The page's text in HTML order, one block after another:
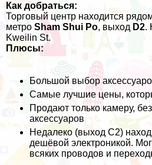
Как добраться:
Торговый центр находится
метро Sham Shui Po, выход D2.
Kweilin St.
Плюсы:
Большой выбор
Самые лучшие цены,
Продают только камеру,
аксессуаров
Недалеко (выход C2)
дешёвой электроникой.
всяких проводов и